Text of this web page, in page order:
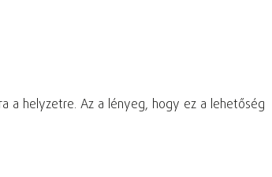
a helyzetre. Az a lényeg, hogy ez a lehetőség